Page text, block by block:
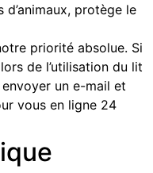
protège le
priorité absolue. Si
de l’utilisation du lit
un e-mail et
vous en ligne 24